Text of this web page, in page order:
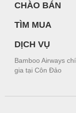
CHÀO BÁN
TÌM MUA
DỊCH VỤ
Bamboo Airways
gia tại Côn Đảo